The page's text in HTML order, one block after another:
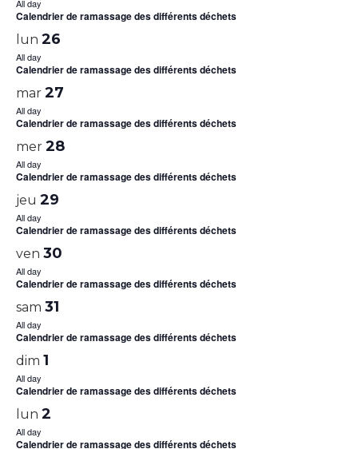
All day
Calendrier de ramassage des différents déchets
lun 26
All day
Calendrier de ramassage des différents déchets
mar 27
All day
Calendrier de ramassage des différents déchets
mer 28
All day
Calendrier de ramassage des différents déchets
jeu 29
All day
Calendrier de ramassage des différents déchets
ven 30
All day
Calendrier de ramassage des différents déchets
sam 31
All day
Calendrier de ramassage des différents déchets
dim 1
All day
Calendrier de ramassage des différents déchets
lun 2
All day
Calendrier de ramassage des différents déchets